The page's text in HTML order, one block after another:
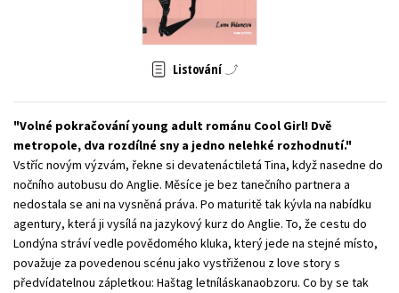
Zahraniční literatura
Všechny tituly
Listování
Volné pokračování young adult románu Cool Girl! Dvě
metropole, dva rozdílné sny a jedno nelehké rozhodnutí.
Vstříc novým výzvám, řekne si devatenáctiletá Tina, když nasedne do
nočního autobusu do Anglie. Měsíce je bez tanečního partnera a
nedostala se ani na vysněná práva. Po maturitě tak kývla na nabídku
agentury, která ji vysílá na jazykový kurz do Anglie. To, že cestu do
Londýna stráví vedle povědomého kluka, který jede na stejné místo,
považuje za povedenou scénu jako vystřiženou z love story s
předvídatelnou zápletkou: Haštag letníláskanaobzoru. Co by se tak